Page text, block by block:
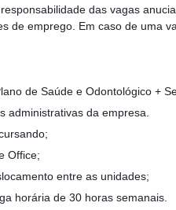
das vagas
de emprego. Em caso de uma
de Saúde e Odontológico +
administrativas da empresa.
Office;
entre as unidades;
horária de 30 horas semanais.